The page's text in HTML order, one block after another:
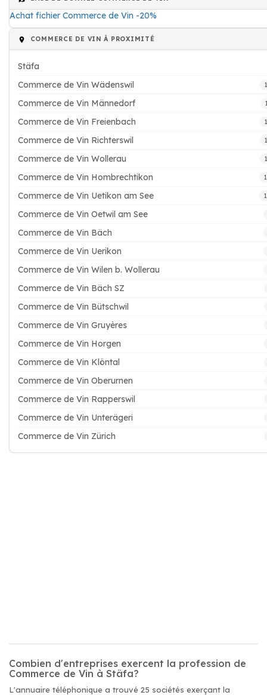
Achat fichier Commerce de Vin -20%
COMMERCE DE VIN À PROXIMITÉ
Stäfa
Commerce de Vin Wädenswil
Commerce de Vin Männedorf
Commerce de Vin Freienbach
Commerce de Vin Richterswil
Commerce de Vin Wollerau
Commerce de Vin Hombrechtikon
Commerce de Vin Uetikon am See
Commerce de Vin Oetwil am See
Commerce de Vin Bäch
Commerce de Vin Uerikon
Commerce de Vin Wilen b. Wollerau
Commerce de Vin Bäch SZ
Commerce de Vin Bütschwil
Commerce de Vin Gruyères
Commerce de Vin Horgen
Commerce de Vin Klöntal
Commerce de Vin Oberurnen
Commerce de Vin Rapperswil
Commerce de Vin Unterägeri
Commerce de Vin Zürich
Combien d'entreprises exercent la profession de
Commerce de Vin à Stäfa?
L'annuaire téléphonique a trouvé 25 sociétés exerçant la